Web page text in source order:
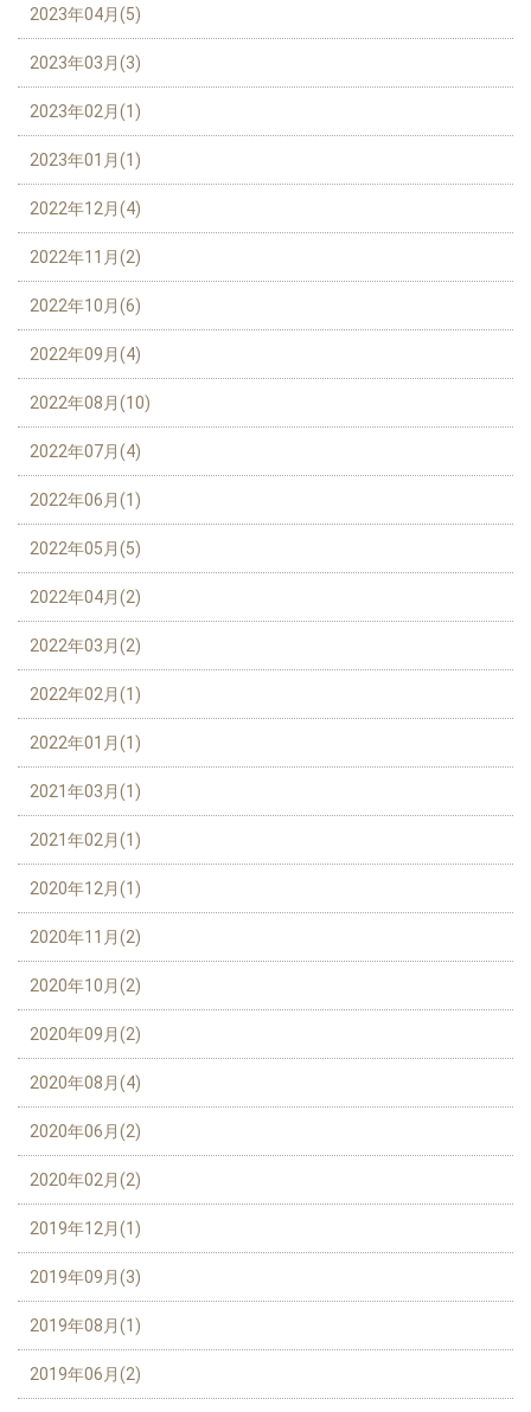
2023年04月(5)
2023年03月(3)
2023年02月(1)
2023年01月(1)
2022年12月(4)
2022年11月(2)
2022年10月(6)
2022年09月(4)
2022年08月(10)
2022年07月(4)
2022年06月(1)
2022年05月(5)
2022年04月(2)
2022年03月(2)
2022年02月(1)
2022年01月(1)
2021年03月(1)
2021年02月(1)
2020年12月(1)
2020年11月(2)
2020年10月(2)
2020年09月(2)
2020年08月(4)
2020年06月(2)
2020年02月(2)
2019年12月(1)
2019年09月(3)
2019年08月(1)
2019年06月(2)